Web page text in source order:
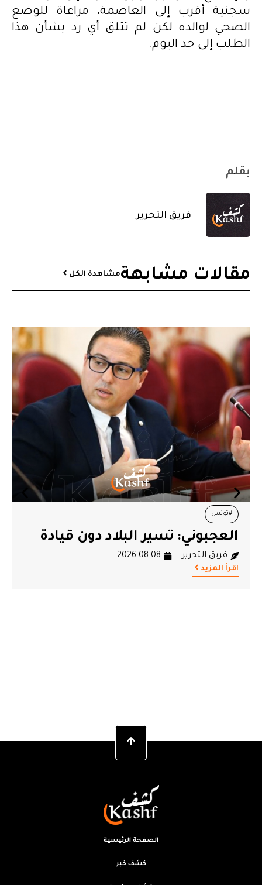
سجنية أقرب إلى العاصمة، مراعاة للوضع
الصحي لوالده لكن لم تتلق أي رد بشأن هذا
الطلب إلى حد اليوم.
بقلم
فريق التحرير
مقالات مشابهة​مشاهدة الكل
#إسطنبول
إسطنبول: منظمات حقوقية تركية
تحتج على استمرار احتجاز راشد
الصفحة الرئيسية
كشف خبر